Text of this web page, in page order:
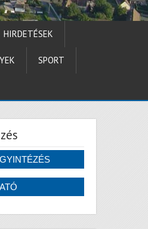
HIRDETÉSEK
SPORT